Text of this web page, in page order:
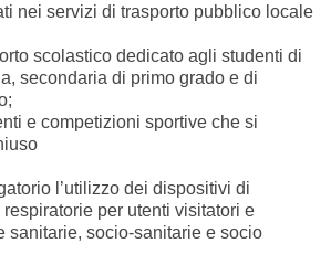
nei servizi di trasporto pubblico locale
scolastico dedicato agli studenti di
secondaria di primo grado e di
e competizioni sportive che si
l’utilizzo dei dispositivi di
per utenti visitatori e
sanitarie, socio-sanitarie e socio